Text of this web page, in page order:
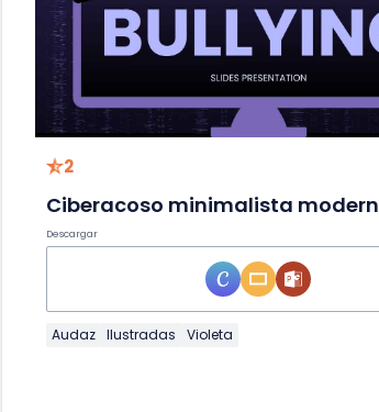
2
Descargar
Audaz Ilustradas Violeta